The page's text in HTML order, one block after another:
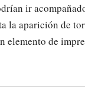
ir
la aparición de
elemento de